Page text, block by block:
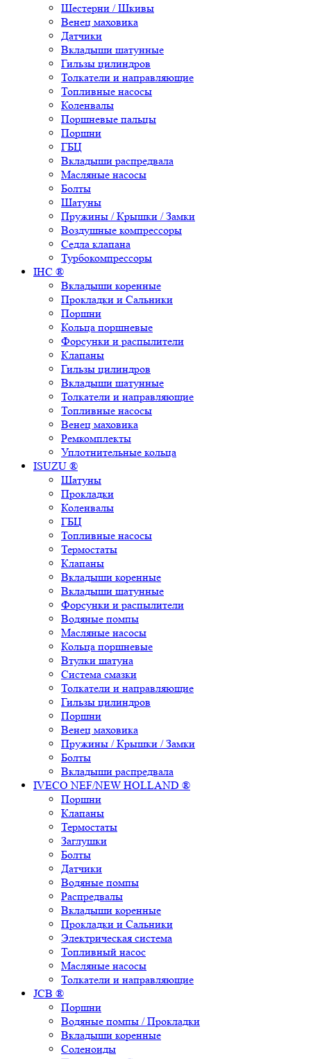
Шестерни / Шкивы
Венец маховика
Датчики
Вкладыши шатунные
Гильзы цилиндров
Толкатели и направляющие
Топливные насосы
Коленвалы
Поршневые пальцы
Поршни
ГБЦ
Вкладыши распредвала
Масляные насосы
Болты
Шатуны
Пружины / Крышки / Замки
Воздушные компрессоры
Седла клапана
Турбокомпрессоры
IHC ®
Вкладыши коренные
Прокладки и Сальники
Поршни
Кольца поршневые
Форсунки и распылители
Клапаны
Гильзы цилиндров
Вкладыши шатунные
Толкатели и направляющие
Топливные насосы
Венец маховика
Ремкомплекты
Уплотнительные кольца
ISUZU ®
Шатуны
Прокладки
Коленвалы
ГБЦ
Топливные насосы
Термостаты
Клапаны
Вкладыши коренные
Вкладыши шатунные
Форсунки и распылители
Водяные помпы
Масляные насосы
Кольца поршневые
Втулки шатуна
Система смазки
Толкатели и направляющие
Гильзы цилиндров
Поршни
Венец маховика
Пружины / Крышки / Замки
Болты
Вкладыши распредвала
IVECO NEF/NEW HOLLAND ®
Поршни
Клапаны
Термостаты
Заглушки
Болты
Датчики
Водяные помпы
Распредвалы
Вкладыши коренные
Прокладки и Сальники
Электрическая система
Топливный насос
Масляные насосы
Толкатели и направляющие
JCB ®
Поршни
Водяные помпы / Прокладки
Вкладыши коренные
Соленоиды